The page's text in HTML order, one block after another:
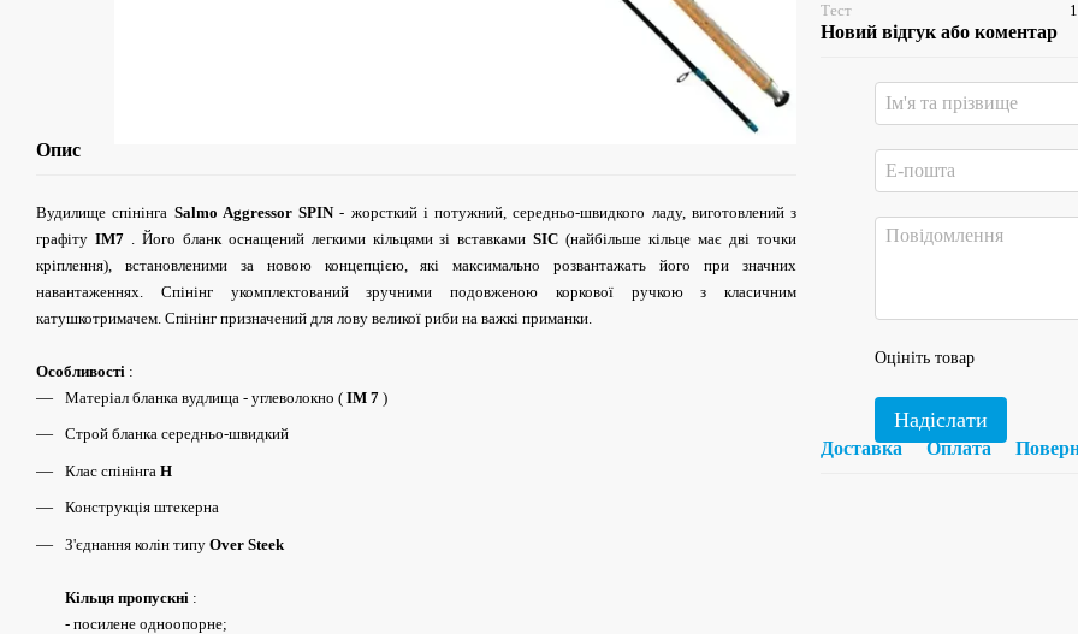
Опис
Вудилище спінінга Salmo Aggressor SPIN- жорсткий і потужний, середньо-швидкого ладу, виготовлений з
графіту IM7 . Його бланк оснащений легкими кільцями зі вставкамиSIC(найбільше кільце має дві точки
кріплення), встановленими за новою концепцією, які максимально розвантажать його при значних
навантаженнях. Спінінг укомплектований зручними подовженою коркової ручкою з класичним
катушкотримачем. Спінінг призначений для лову великої риби на важкі приманки.
Особливості :
Матеріал бланка вудлища - углеволокно ( IM 7 )
Строй бланка середньо-швидкий
Клас спінінга H
Конструкція штекерна
З'єднання колін типу Over Steek
Кільця пропускні :
- посилене одноопорне;
Тест
Новий відгук або коментар
Оцініть товар
Надіслати
Доставка Оплата